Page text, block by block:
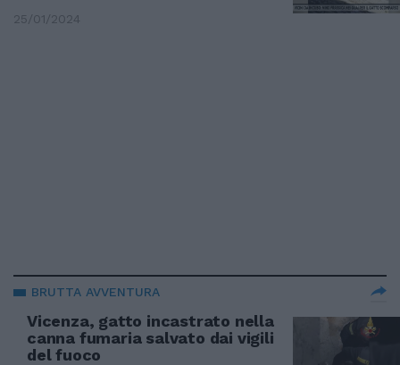
25/01/2024
BRUTTA AVVENTURA
Vicenza, gatto incastrato nella
canna fumaria salvato dai vigili
del fuoco